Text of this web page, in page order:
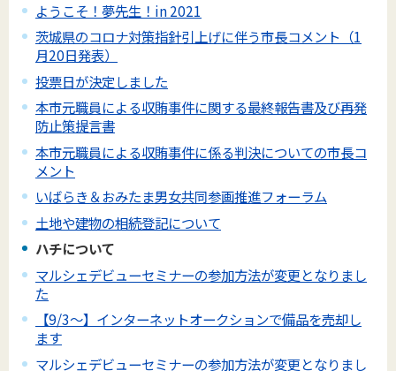
ようこそ！夢先生！in 2021
茨城県のコロナ対策指針引上げに伴う市長コメント（1
月20日発表）
投票日が決定しました
本市元職員による収賄事件に関する最終報告書及び再発
防止策提言書
本市元職員による収賄事件に係る判決についての市長コ
メント
いばらき＆おみたま男女共同参画推進フォーラム
土地や建物の相続登記について
ハチについて
マルシェデビューセミナーの参加方法が変更となりまし
た
【9/3～】インターネットオークションで備品を売却し
ます
マルシェデビューセミナーの参加方法が変更となりまし